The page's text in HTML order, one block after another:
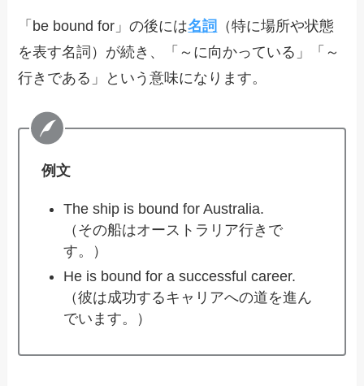
「be bound for」の後には名詞
（特に場所や状態
を表す名詞）が続き、「～に向かっている」「～
行きである」という意味になります。
例文
The ship is bound for Australia.
（その船はオーストラリア行きで
す。）
He is bound for a successful career.
（彼は成功するキャリアへの道を進ん
でいます。）